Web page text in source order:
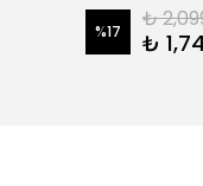
%17 ₺
₺